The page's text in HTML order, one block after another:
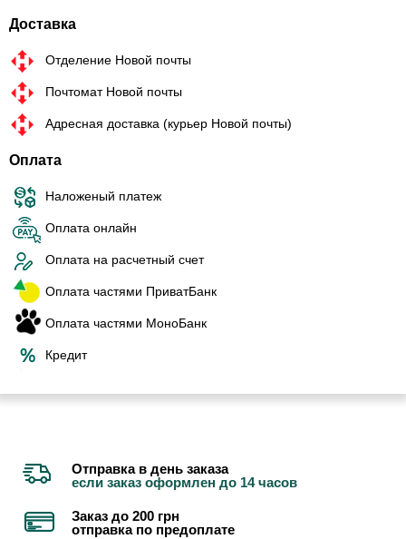
Доставка
Отделение Новой почты
Почтомат Новой почты
Адресная доставка (курьер Новой почты)
Оплата
Наложеный платеж
Оплата онлайн
Оплата на расчетный счет
Оплата частями ПриватБанк
Оплата частями МоноБанк
Кредит
Отправка в день заказа
если заказ оформлен до 14 часов
Заказ до 200 грн
отправка по предоплате